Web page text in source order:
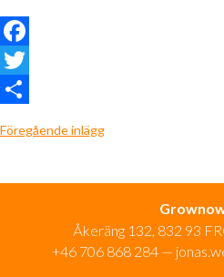
Facebook
Twitter
Föregående inlägg
Åkeräng 132, 832 93
+46 706 868 284 —